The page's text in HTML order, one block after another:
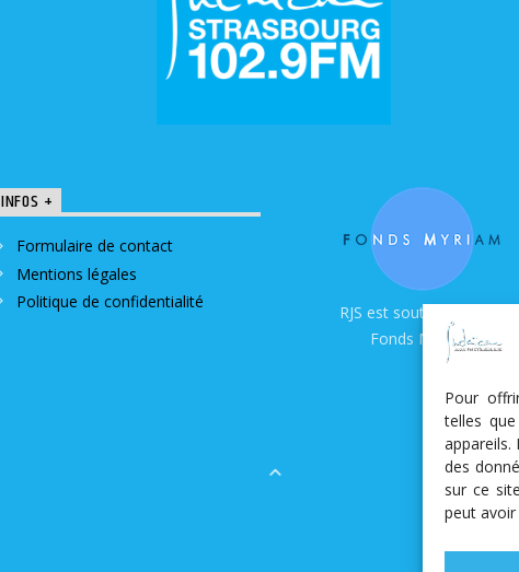
Pour
telles
des
sur ce
peut
INFOS +
Formulaire de contact
Mentions légales
Politique de confidentialité
RJS est soutenue par le
Fonds Myriam